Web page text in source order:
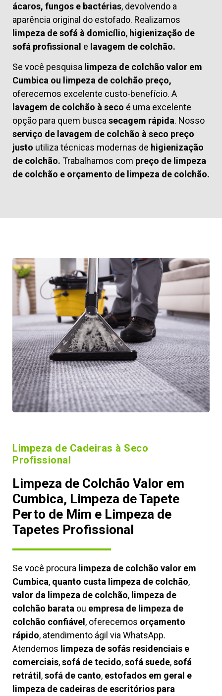
ácaros, fungos e bactérias, devolvendo a
aparência original do estofado. Realizamos
limpeza de sofá à domicílio, higienização de
sofá profissional e lavagem de colchão.
Se você pesquisa limpeza de colchão valor em
Cumbica ou limpeza de colchão preço,
oferecemos excelente custo-benefício. A
lavagem de colchão à seco é uma excelente
opção para quem busca secagem rápida. Nosso
serviço de lavagem de colchão à seco preço
justo utiliza técnicas modernas de higienização
de colchão. Trabalhamos com preço de limpeza
de colchão e orçamento de limpeza de colchão.
Limpeza de Cadeiras à Seco
Profissional
Limpeza de Colchão Valor em
Cumbica, Limpeza de Tapete
Perto de Mim e Limpeza de
Tapetes Profissional
Se você procura limpeza de colchão valor em
Cumbica, quanto custa limpeza de colchão,
valor da limpeza de colchão, limpeza de
colchão barata ou empresa de limpeza de
colchão confiável, oferecemos orçamento
rápido, atendimento ágil via WhatsApp.
Atendemos limpeza desofás residenciais e
comerciais,sofá de tecido,sofá suede,sofá
retrátil,sofá de canto, estofados em geral e
limpeza de cadeiras de escritórios para